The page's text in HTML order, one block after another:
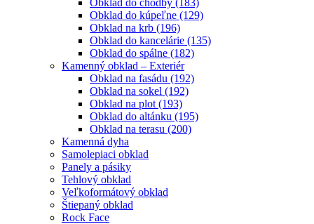
Obklad do chodby (183)
Obklad do kúpeľne (129)
Obklad na krb (196)
Obklad do kancelárie (135)
Obklad do spálne (182)
Kamenný obklad – Exteriér
Obklad na fasádu (192)
Obklad na sokel (192)
Obklad na plot (193)
Obklad do altánku (195)
Obklad na terasu (200)
Kamenná dyha
Samolepiaci obklad
Panely a pásiky
Tehlový obklad
Veľkoformátový obklad
Štiepaný obklad
Rock Face